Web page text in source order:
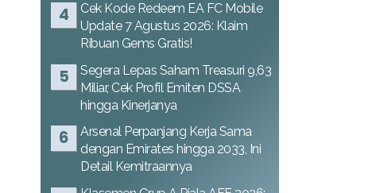
Cek Kode Redeem EA FC Mobile
Update 7 Agustus 2026: Klaim
Ribuan Gems Gratis!
Segera Lepas Saham Treasuri 9,63
Miliar, Cek Profil Emiten DSSA
hingga Kinerjanya
Arsenal Perpanjang Kerja Sama
dengan Emirates hingga 2033, Ini
Detail Kemitraannya